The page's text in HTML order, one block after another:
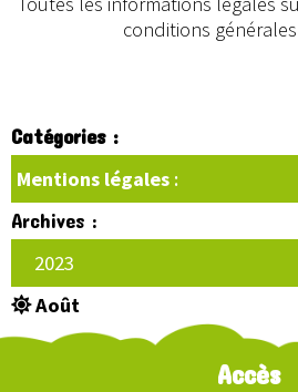
conditions
Catégories :
Mentions légales :
Archives :
2023
Août
Accès